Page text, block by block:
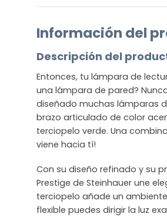
Información del
Descripción del
Entonces, tu lámpara de
una lámpara de pared?
diseñado muchas lámparas
brazo articulado de color
terciopelo verde. Una
viene hacia tí!
Con su diseño refinado y su
Prestige de Steinhauer une
terciopelo añade un
flexible puedes dirigir la luz